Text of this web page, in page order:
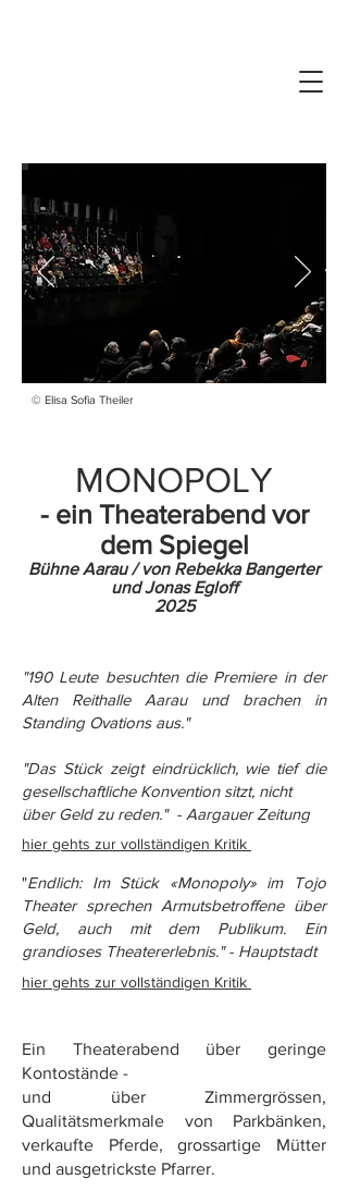
© Elisa Sofia Theiler
MONOPOLY
- ein Theaterabend vor
dem Spiegel
Bühne Aarau / von Rebekka Bangerter
und Jonas Egloff
2025
"190 Leute besuchten die Premiere in der
Alten Reithalle Aarau und brachen in
Standing Ovations aus."
"Das Stück zeigt eindrücklich, wie tief die
gesellschaftliche Konvention sitzt, nicht
über Geld zu reden." - Aargauer Zeitung
"Endlich: Im Stück «Monopoly» im Tojo
Theater sprechen Armutsbetroffene über
Geld, auch mit dem Publikum. Ein
grandioses Theatererlebnis." - Hauptstadt
hier gehts zur vollständigen Kritik
hier gehts zur vollständigen Kritik
Ein Theaterabend über geringe
Kontostände -
und über Zimmergrössen,
Qualitätsmerkmale von Parkbänken,
verkaufte Pferde, grossartige Mütter
und ausgetrickste Pfarrer.